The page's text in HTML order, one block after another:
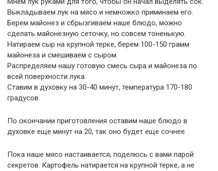
Выкладываем лук на мясо и немножко приминаем его.
Берем майонез и сбрызгиваем наше блюдо, можно
сделать майонезную сеточку, но совсем тоненькую.
Натираем сыр на крупной терке, берем 100-150 грамм
майонеза и смешиваем с сыром.
Распределяем нашу готовую смесь сыра и майонеза по
всей поверхности лука.
Ставим в духовку на 30-40 минут, температура 170-180
градусов.
По окончании приготовления оставим наше блюдо в
духовке еще минут на 20, так оно будет еще сочнее.
Пока наше мясо настаивается, поделюсь с вами парой
секретов. Картофель натирается на крупной терке, а не